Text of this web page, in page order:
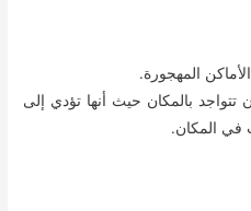
المهجورة.
بالمكان حيث أنها تؤدي إلى
في المكان.